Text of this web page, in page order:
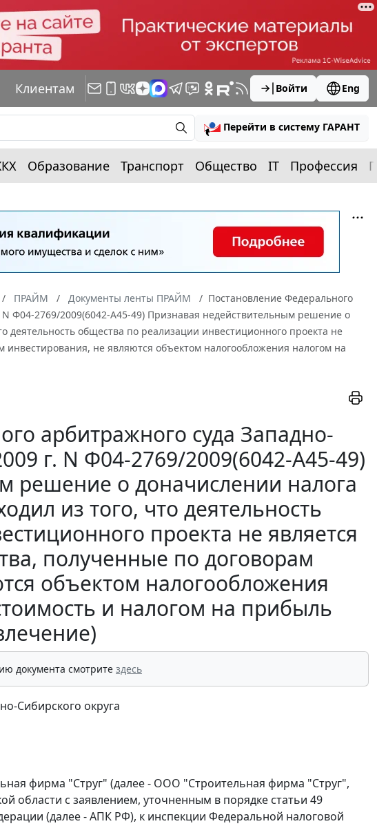
Клиентам Войти Eng
Перейти в систему ГАРАНТ
Образование Транспорт Общество IT Профессия
ПРАЙМ Документы ленты ПРАЙМ
Постановление Федерального
Ф04-2769/2009(6042-А45-49) Признавая недействительным решение о
общества по реализации инвестиционного проекта не
не являются объектом налогообложения налогом на
арбитражного суда Западно-
г. N Ф04-2769/2009(6042-А45-49)
решение о доначислении налога
из того, что деятельность
проекта не является
полученные по договорам
объектом налогообложения
и налогом на прибыль
документа смотрите здесь
Сибирского округа
фирма "Струг" (далее - ООО "Строительная фирма "Струг",
области с заявлением, уточненным в порядке статьи 49
(далее - АПК РФ), к инспекции Федеральной налоговой